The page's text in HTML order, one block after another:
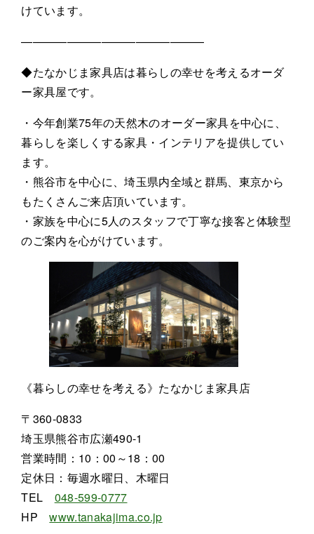
けています。
————————————————
◆たなかじま家具店は暮らしの幸せを考えるオーダ
ー家具屋です。
・今年創業75年の天然木のオーダー家具を中心に、
暮らしを楽しくする家具・インテリアを提供してい
ます。
・熊谷市を中心に、埼玉県内全域と群馬、東京から
もたくさんご来店頂いています。
・家族を中心に5人のスタッフで丁寧な接客と体験型
のご案内を心がけています。
《暮らしの幸せを考える》たなかじま家具店
〒360-0833
埼玉県熊谷市広瀬490-1
営業時間：10：00～18：00
定休日：毎週水曜日、木曜日
TEL 048-599-0777
HPwww.tanakajima.co.jp